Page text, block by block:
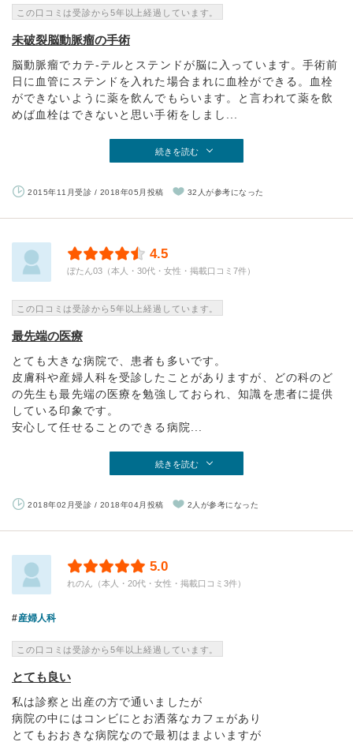
この口コミは受診から5年以上経過しています。
未破裂脳動脈瘤の手術
脳動脈瘤でカテ-テルとステンドが脳に入っています。手術前
日に血管にステンドを入れた場合まれに血栓ができる。血栓
ができないように薬を飲んでもらいます。と言われて薬を飲
めば血栓はできないと思い手術をしまし...
続きを読む
2015年11月受診 / 2018年05月投稿 32人が参考になった
4.5
ぼたん03（本人・30代・女性・掲載口コミ7件）
この口コミは受診から5年以上経過しています。
最先端の医療
とても大きな病院で、患者も多いです。
皮膚科や産婦人科を受診したことがありますが、どの科のど
の先生も最先端の医療を勉強しておられ、知識を患者に提供
している印象です。
安心して任せることのできる病院...
続きを読む
2018年02月受診 / 2018年04月投稿 2人が参考になった
5.0
れのん（本人・20代・女性・掲載口コミ3件）
産婦人科
この口コミは受診から5年以上経過しています。
とても良い
私は診察と出産の方で通いましたが
病院の中にはコンビにとお洒落なカフェがあり
とてもおおきな病院なので最初はまよいますが